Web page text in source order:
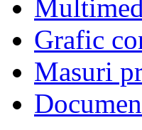
Grafic
Masuri